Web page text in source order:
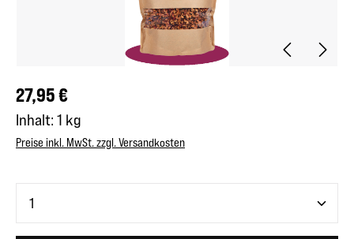
Regulärer Preis:
27,95 €
Inhalt: 1 kg
Preise inkl. MwSt. zzgl. Versandkosten